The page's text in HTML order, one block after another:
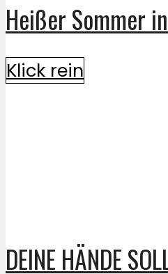
Heißer Sommer
Klick rein
DEINE HÄNDE